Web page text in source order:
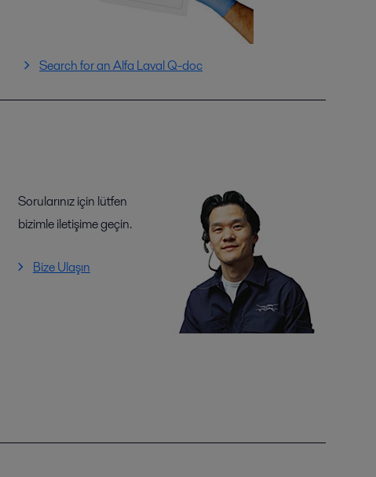
Search for an Alfa Laval Q-doc
Sorularınız için lütfen
bizimle iletişime geçin.
Bize Ulaşın